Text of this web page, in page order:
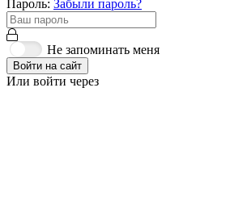
Пароль: Забыли пароль?
Не запоминать меня
Войти на сайт
Или войти через